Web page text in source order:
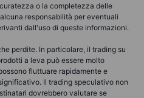
o la completezza delle
responsabilità per eventuali
dall'uso di queste informazioni.
perdite. In particolare, il trading su
a leva può essere molto
fluttuare rapidamente e
Il trading speculativo non
dovrebbero valutare se